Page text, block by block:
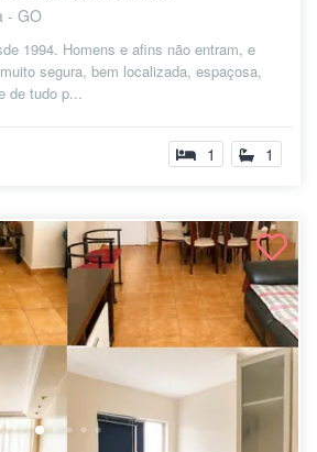
- GO
1994. Homens e afins não entram, e
segura, bem localizada, espaçosa,
de tudo p...
1 1